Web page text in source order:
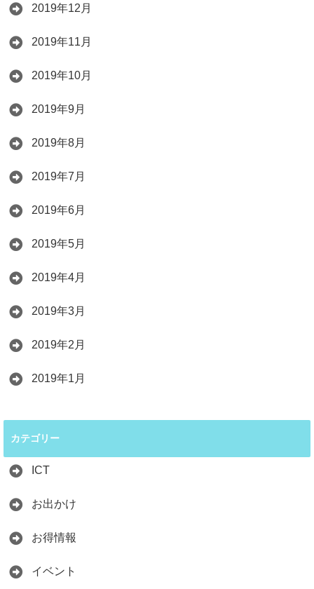
2019年12月
2019年11月
2019年10月
2019年9月
2019年8月
2019年7月
2019年6月
2019年5月
2019年4月
2019年3月
2019年2月
2019年1月
カテゴリー
ICT
お出かけ
お得情報
イベント